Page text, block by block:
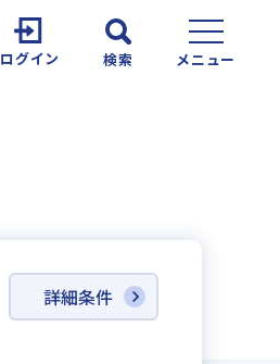
ログイン 検索 メニュー
詳細条件